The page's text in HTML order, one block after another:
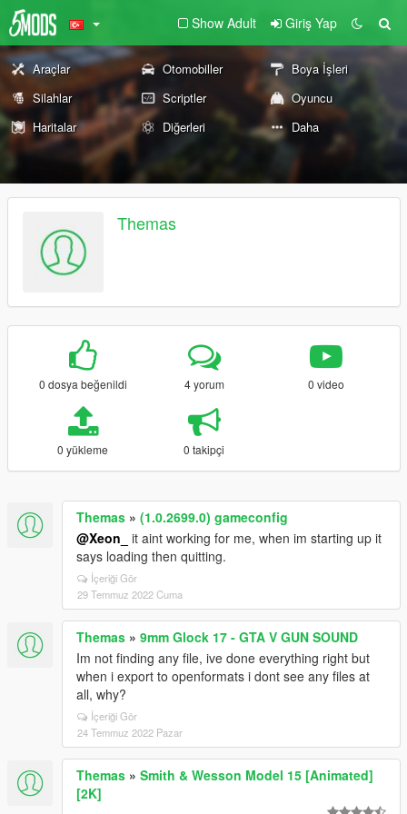
Show Adult Giriş Yap
Araçlar Otomobiller
Boya İşleri
Silahlar
Scriptler
Oyuncu
Haritalar
Diğerleri Daha
Themas
0 dosya beğenildi 4 yorum 0 video
0 yükleme 0 takipçi
Themas » (1.0.2699.0) gameconfig
@Xeon_
it aint working for me, when im starting up it
says loading then quitting.
İçeriği Gör
29 Temmuz 2022 Cuma
Themas » 9mm Glock 17 - GTA V GUN SOUND
Im not finding any file, ive done everything right but
when i export to openformats i dont see any files at
all, why?
İçeriği Gör
24 Temmuz 2022 Pazar
Themas » Smith & Wesson Model 15 [Animated]
[2K]